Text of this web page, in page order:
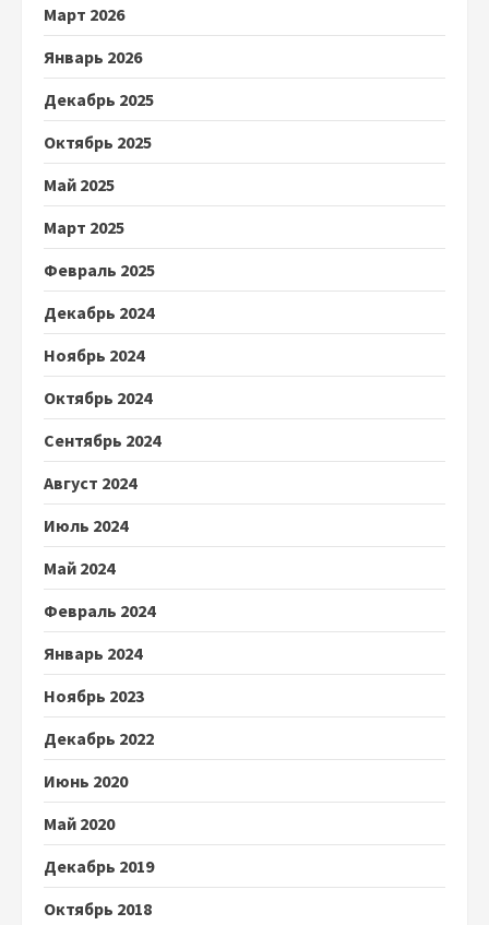
Март 2026
Январь 2026
Декабрь 2025
Октябрь 2025
Май 2025
Март 2025
Февраль 2025
Декабрь 2024
Ноябрь 2024
Октябрь 2024
Сентябрь 2024
Август 2024
Июль 2024
Май 2024
Февраль 2024
Январь 2024
Ноябрь 2023
Декабрь 2022
Июнь 2020
Май 2020
Декабрь 2019
Октябрь 2018